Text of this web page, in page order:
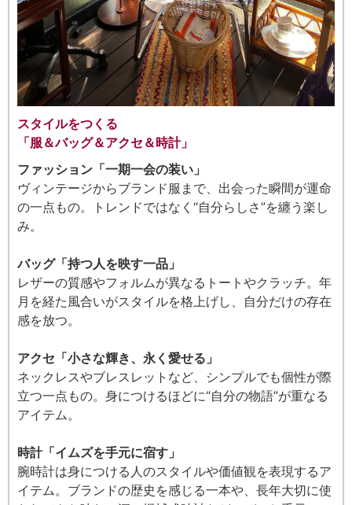
スタイルをつくる
「服＆バッグ＆アクセ＆時計」
ファッション「一期一会の装い」
ヴィンテージからブランド服まで、出会った瞬間が運命
の一点もの。トレンドではなく“自分らしさ”を纏う楽し
み。
バッグ「持つ人を映す一品」
レザーの質感やフォルムが異なるトートやクラッチ。年
月を経た風合いがスタイルを格上げし、自分だけの存在
感を放つ。
アクセ「小さな輝き、永く愛せる」
ネックレスやブレスレットなど、シンプルでも個性が際
立つ一点もの。身につけるほどに“自分の物語”が重なる
アイテム。
時計「イムズを手元に宿す」
腕時計は身につける人のスタイルや価値観を表現するア
イテム。ブランドの歴史を感じる一本や、長年大切に使